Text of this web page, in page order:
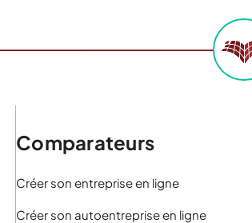
Comparateurs
Créer son entreprise en ligne
Créer son autoentreprise en ligne